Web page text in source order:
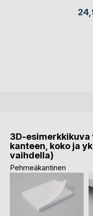
3D-
kanteen, koko ja
vaihdella)
Pehmeäkantinen